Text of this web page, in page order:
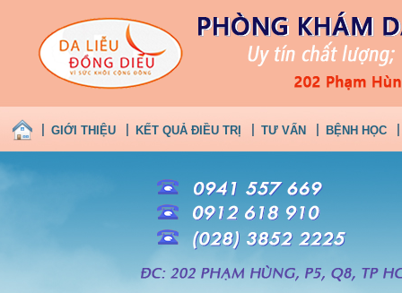
GIỚI THIỆU KẾT QUẢ ĐIỀU TRỊ TƯ VẤN BỆNH HỌC